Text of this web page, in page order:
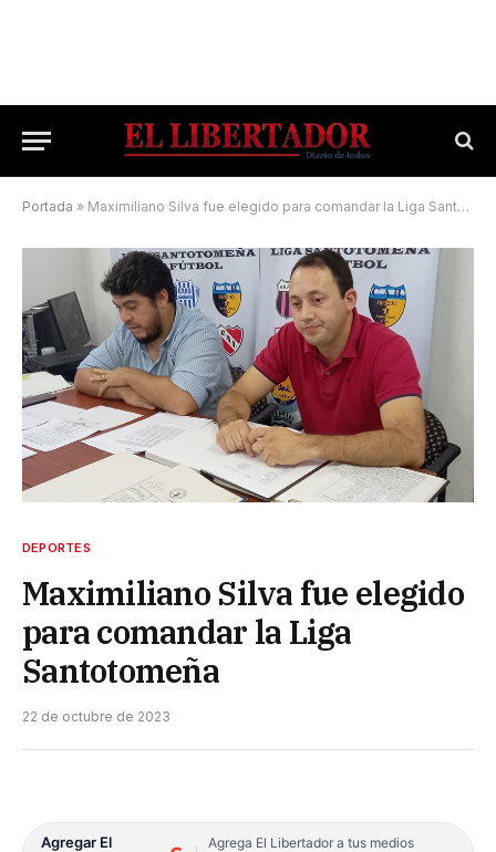
Portada » Maximiliano Silva fue elegido para comandar la Liga Santotomeña
DEPORTES
Maximiliano Silva fue elegido
para comandar la Liga
Santotomeña
22 de octubre de 2023
Agregar El
Agrega El Libertador a tus medios